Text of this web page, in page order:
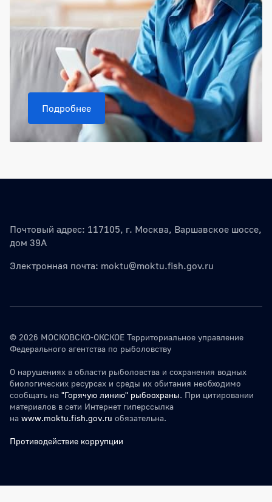
Подробнее
Почтовый адрес: 117105, г. Москва, Варшавское шоссе,
дом 39А
Электронная почта: moktu@moktu.fish.gov.ru
© 2026 МОСКОВСКО-ОКСКОЕ Территориальное управление
Федерального агентства по рыболовству
О нарушениях в области рыболовства и сохранения водных
биологических ресурсах и среды их обитания необходимо
сообщать на "Горячую линию" рыбоохраны. При цитировании
материалов в сети Интернет гиперссылка
на www.moktu.fish.gov.ru обязательна.
Противодействие коррупции